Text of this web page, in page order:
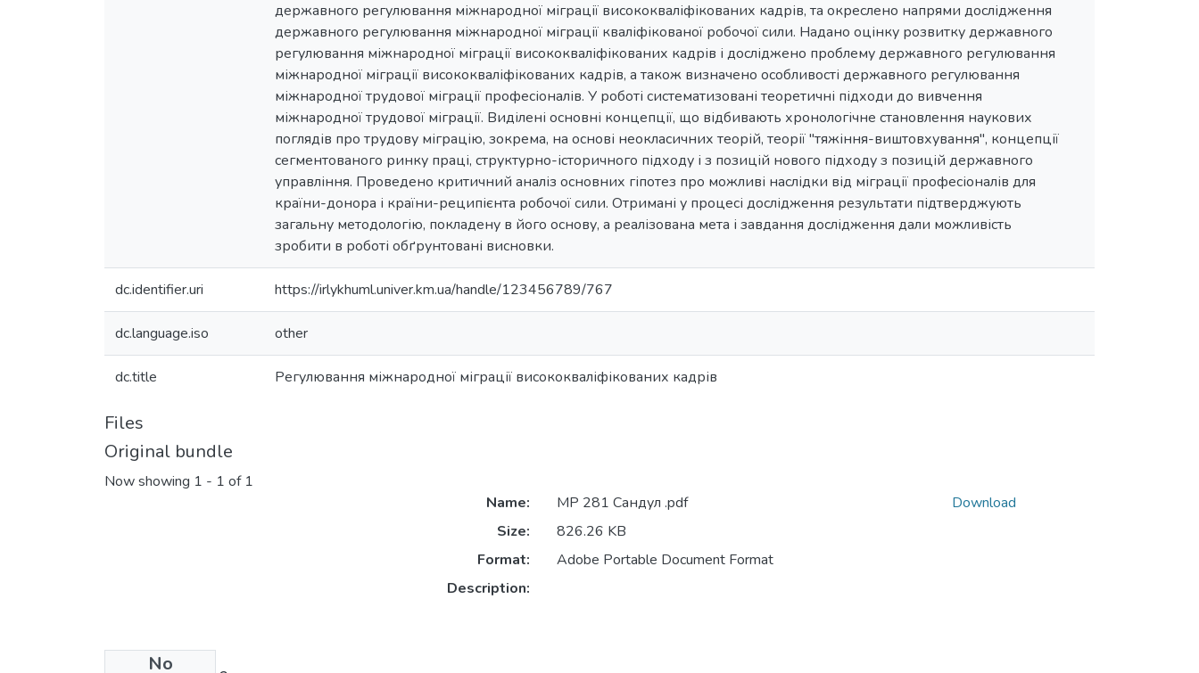
державного регулювання міжнародної міграції висококваліфікованих кадрів, та окреслено напрями дослідження
державного регулювання міжнародної міграції кваліфікованої робочої сили. Надано оцінку розвитку державного
регулювання міжнародної міграції висококваліфікованих кадрів і досліджено проблему державного регулювання
міжнародної міграції висококваліфікованих кадрів, а також визначено особливості державного регулювання
міжнародної трудової міграції професіоналів. У роботі систематизовані теоретичні підходи до вивчення
міжнародної трудової міграції. Виділені основні концепції, що відбивають хронологічне становлення наукових
поглядів про трудову міграцію, зокрема, на основі неокласичних теорій, теорії "тяжіння-виштовхування", концепції
сегментованого ринку праці, структурно-історичного підходу і з позицій нового підходу з позицій державного
управління. Проведено критичний аналіз основних гіпотез про можливі наслідки від міграції професіоналів для
країни-донора і країни-реципієнта робочої сили. Отримані у процесі дослідження результати підтверджують
загальну методологію, покладену в його основу, а реалізована мета і завдання дослідження дали можливість
зробити в роботі обґрунтовані висновки.
dc.identifier.uri https://irlykhuml.univer.km.ua/handle/123456789/767
dc.language.iso other
dc.title Регулювання міжнародної міграції висококваліфікованих кадрів
Files
Original bundle
Now showing 1 - 1 of 1
No
Name:
МР 281 Сандул .pdf
Size:
826.26 KB
Format:
Adobe Portable Document Format
Description:
Download